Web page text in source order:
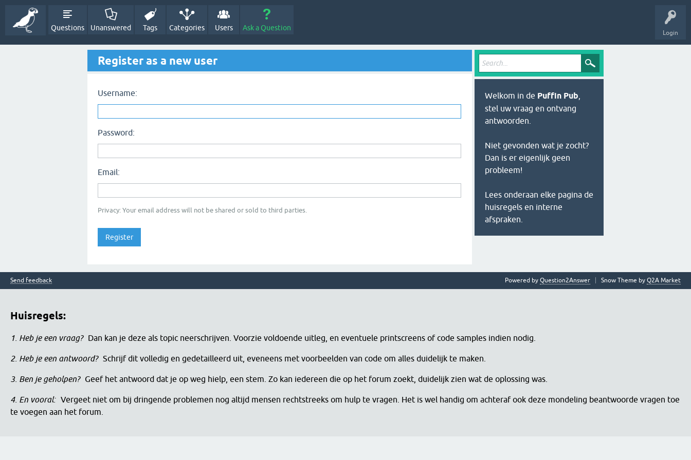
Login
Questions Unanswered Tags Categories Users Ask a Question
Register as a new user
Username:
Password:
Email:
Privacy: Your email address will not be shared or sold to third parties.
Welkom in de Puffin Pub
stel uw vraag en ontvang
antwoorden.
Niet gevonden wat je zocht?
Dan is er eigenlijk geen
probleem!
Lees onderaan elke pagina de
huisregels en interne
afspraken.
Send feedback Snow Theme by Q2A Market
Powered by Question2Answer
Huisregels:
1. Heb je een vraag? Dan kan je deze als topic neerschrijven. Voorzie voldoende uitleg, en eventuele printscreens of code samples indien nodig.
2. Heb je een antwoord? Schrijf dit volledig en gedetailleerd uit, eveneens met voorbeelden van code om alles duidelijk te maken.
3. Ben je geholpen? Geef het antwoord dat je op weg hielp, een stem. Zo kan iedereen die op het forum zoekt, duidelijk zien wat de oplossing was.
4. En vooral: Vergeet niet om bij dringende problemen nog altijd mensen rechtstreeks om hulp te vragen. Het is wel handig om achteraf ook deze mondeling beantwoorde vragen toe
te voegen aan het forum.